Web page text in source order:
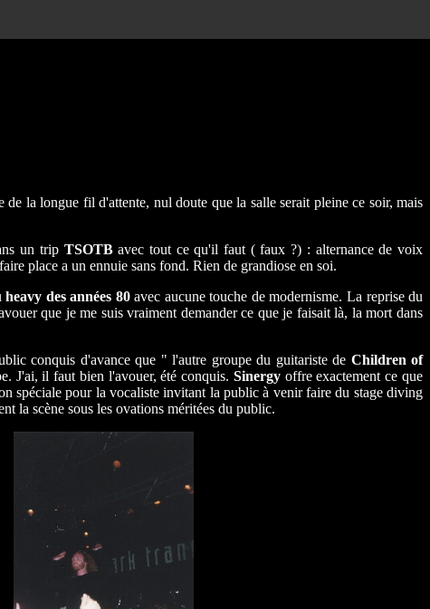
la longue fil d'attente, nul doute que la salle serait pleine ce soir, mais
un trip TSOTBavec tout ce qu'il faut ( faux ?) : alternance de voix
place a un ennuie sans fond. Rien de grandiose en soi.
heavy des années 80avec aucune touche de modernisme. La reprise du
que je me suis vraiment demander ce que je faisait là, la mort dans
conquis d'avance que " l'autre groupe du guitariste de Children of
J'ai, il faut bien l'avouer, été conquis. Sinergyoffre exactement ce que
spéciale pour la vocaliste invitant la public à venir faire du stage diving
la scène sous les ovations méritées du public.